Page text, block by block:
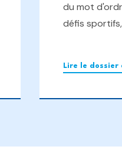
du mot
défis
Lire le dossier